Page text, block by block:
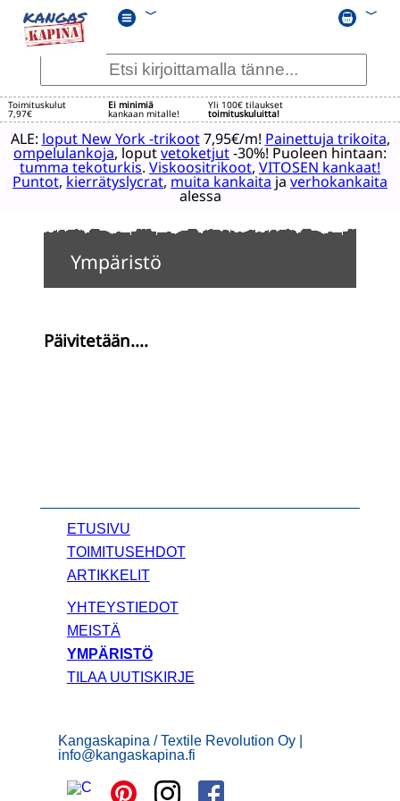
﹀ ﹀
Toimituskulut
7,97€
Ei minimiä
kankaan mitalle!
Yli 100€ tilaukset
toimituskuluitta!
ALE: loput New York -trikoot7,95€/m! Painettuja trikoita,
ompelulankoja, loputvetoketjut-30%! Puoleen hintaan:
tumma tekoturkis. Viskoositrikoot, VITOSEN kankaat!
Puntot,kierrätyslycrat,muita kankaitajaverhokankaita
alessa
Ympäristö
Päivitetään....
ETUSIVU
TOIMITUSEHDOT
ARTIKKELIT
YHTEYSTIEDOT
MEISTÄ
YMPÄRISTÖ
TILAA UUTISKIRJE
Kangaskapina / Textile Revolution Oy |
info@kangaskapina.fi